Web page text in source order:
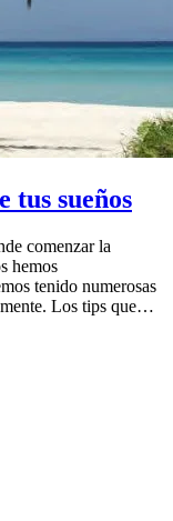
tus sueños
comenzar la
hemos
tenido numerosas
Los tips que…